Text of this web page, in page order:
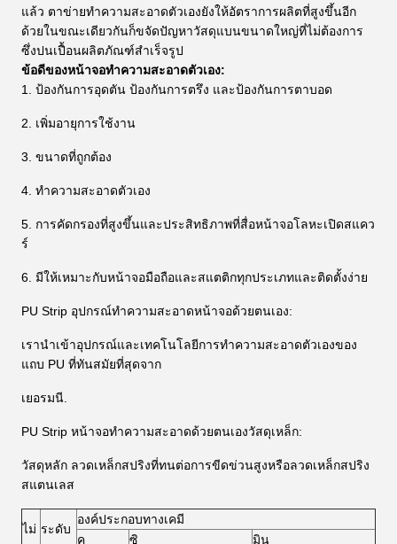
แล้ว ตาข่ายทำความสะอาดตัวเองยังให้อัตราการผลิตที่สูงขึ้นอีก
ด้วยในขณะเดียวกันก็ขจัดปัญหาวัสดุแบนขนาดใหญ่ที่ไม่ต้องการ
ซึ่งปนเปื้อนผลิตภัณฑ์สำเร็จรูป
ข้อดีของหน้าจอทำความสะอาดตัวเอง:
1. ป้องกันการอุดตัน ป้องกันการตรึง และป้องกันการตาบอด
2. เพิ่มอายุการใช้งาน
3. ขนาดที่ถูกต้อง
4. ทำความสะอาดตัวเอง
5. การคัดกรองที่สูงขึ้นและประสิทธิภาพที่สื่อหน้าจอโลหะเปิดสแคว
ร์
6. มีให้เหมาะกับหน้าจอมือถือและสแตติกทุกประเภทและติดตั้งง่าย
PU Strip อุปกรณ์ทำความสะอาดหน้าจอด้วยตนเอง:
เรานำเข้าอุปกรณ์และเทคโนโลยีการทำความสะอาดตัวเองของ
แถบ PU ที่ทันสมัยที่สุดจาก
เยอรมนี.
PU Strip หน้าจอทำความสะอาดด้วยตนเองวัสดุเหล็ก:
วัสดุหลัก ลวดเหล็กสปริงที่ทนต่อการขีดข่วนสูงหรือลวดเหล็กสปริง
สแตนเลส
ไม่ ระดับ
องค์ประกอบทางเคมี
ค
ซิ มิน